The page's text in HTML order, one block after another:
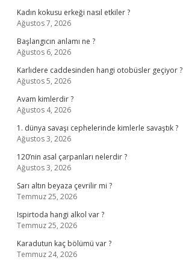
Kadın kokusu erkeği nasıl etkiler ?
Ağustos 7, 2026
Başlangıcın anlamı ne ?
Ağustos 6, 2026
Karlıdere caddesinden hangi otobüsler geçiyor ?
Ağustos 5, 2026
Avam kimlerdir ?
Ağustos 4, 2026
1. dünya savaşı cephelerinde kimlerle savaştık ?
Ağustos 3, 2026
120’nin asal çarpanları nelerdir ?
Ağustos 3, 2026
Sarı altın beyaza çevrilir mi ?
Temmuz 25, 2026
Ispirtoda hangi alkol var ?
Temmuz 25, 2026
Karadutun kaç bölümü var ?
Temmuz 24, 2026